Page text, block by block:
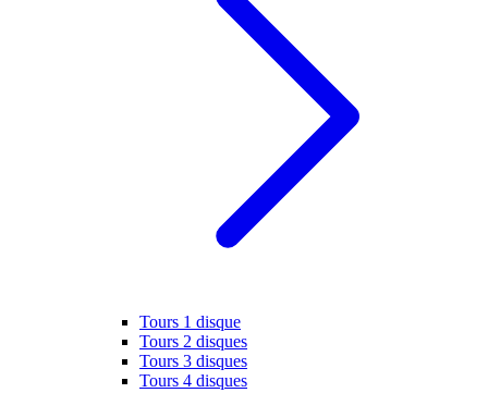
Tours 1 disque
Tours 2 disques
Tours 3 disques
Tours 4 disques